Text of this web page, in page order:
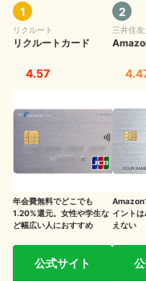
セキュリティコードが
クレジットカードによ
VISAではCVV、
セキュリティコードを
セキュリティコードと3D
1
リクルート
リクルートカード
4.57
年会費無料でどこでも
1.20%還元。女性や学生な
ど幅広い人におすすめ
公式サイト
2
三井住友
Amazon
イント
えない